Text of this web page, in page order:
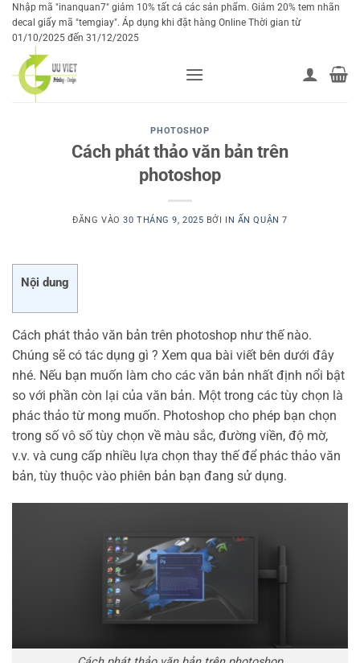
Bỏ
qua
dung
Nhập mã "inanquan7" giảm 10% tất cả các sản phẩm. Giảm 20% tem nhãn
decal giấy mã "temgiay". Áp dụng khi đặt hàng Online Thời gian từ
01/10/2025 đến 31/12/2025
PHOTOSHOP
Cách phát thảo văn bản trên
photoshop
ĐĂNG VÀO30 THÁNG 9, 2025 BỞI IN ẤN QUẬN 7
Nội dung
Cách phát thảo văn bản trên photoshop như thế nào.
Chúng sẽ có tác dụng gì ? Xem qua bài viết bên dưới đây
nhé. Nếu bạn muốn làm cho các văn bản nhất định nổi bật
so với phần còn lại của văn bản. Một trong các tùy chọn là
phác thảo từ mong muốn. Photoshop cho phép bạn chọn
trong số vô số tùy chọn về màu sắc, đường viền, độ mờ,
v.v. và cung cấp nhiều lựa chọn thay thế để phác thảo văn
bản, tùy thuộc vào phiên bản bạn đang sử dụng.